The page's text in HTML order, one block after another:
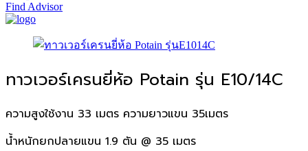
Find Advisor
ทาวเวอร์เครนยี่ห้อ Potain รุ่น E10/14C
ความสูงใช้งาน 33 เมตร ความยาวแขน 35เมตร
น้ำหนักยกปลายแขน 1.9 ตัน @ 35 เมตร